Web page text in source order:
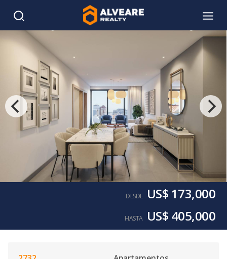
DESDE US$ 173,000
HASTA US$ 405,000